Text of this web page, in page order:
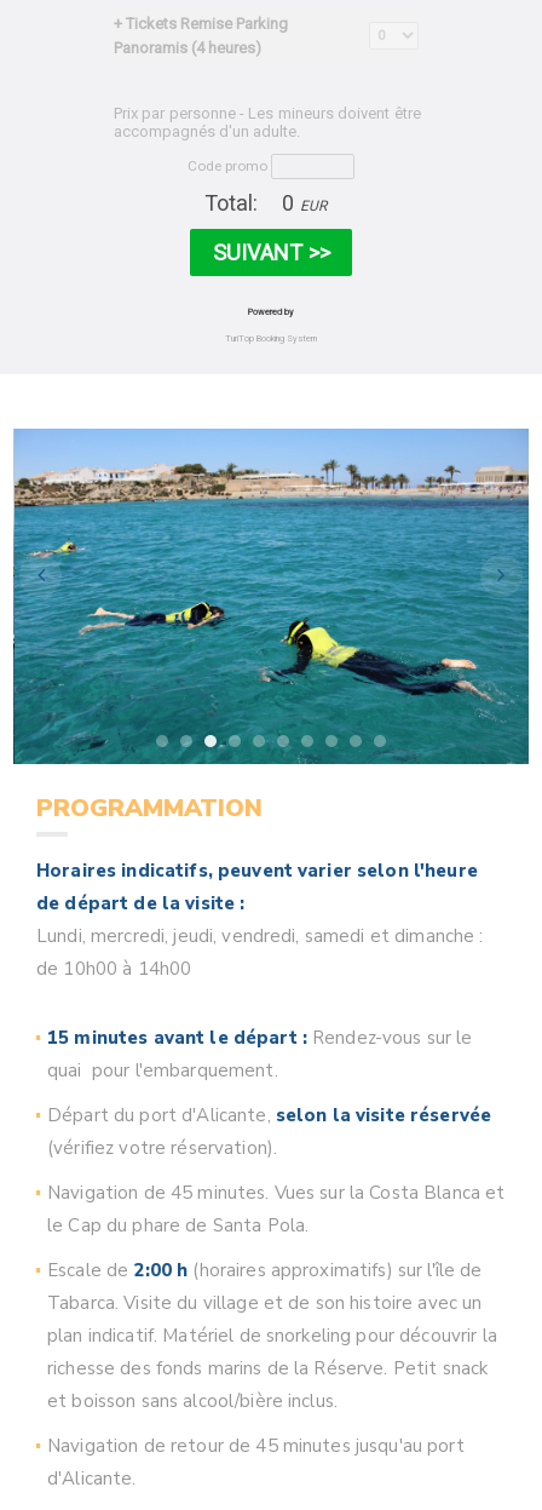
PROGRAMMATION
Horaires indicatifs, peuvent varier selon l'heure
de départ de la visite :
Lundi, mercredi, jeudi, vendredi, samedi et dimanche :
de 10h00 à 14h00
15 minutes avant le départ :Rendez-vous sur le
quai pour l'embarquement.
Départ du port d'Alicante, selon la visite réservée
(vérifiez votre réservation).
Navigation de 45 minutes. Vues sur la Costa Blanca et
le Cap du phare de Santa Pola.
Escale de 2:00 h (horaires approximatifs) sur l'île de
Tabarca. Visite du village et de son histoire avec un
plan indicatif. Matériel de snorkeling pour découvrir la
richesse des fonds marins de la Réserve. Petit snack
et boisson sans alcool/bière inclus.
Navigation de retour de 45 minutes jusqu'au port
d'Alicante.